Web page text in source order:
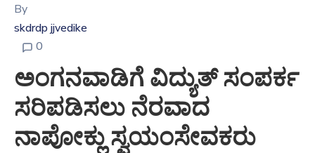
By
skdrdp jjvedike
0
ಅಂಗನವಾಡಿಗೆ ವಿದ್ಯುತ್ ಸಂಪರ್ಕ
ಸರಿಪಡಿಸಲು ನೆರವಾದ
ನಾಪೋಕ್ಲು ಸ್ವಯಂಸೇವಕರು